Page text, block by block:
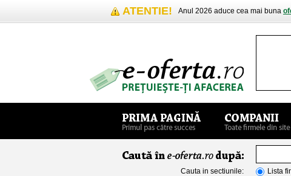
ATENTIE! Anul 2026 aduce cea mai buna
Cauta in sectiunile: Lista